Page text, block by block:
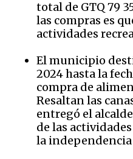
total de GTQ 79
las compras es
actividades
El municipio
2024 hasta la
compra de
Resaltan las
entregó el
de las
la independencia